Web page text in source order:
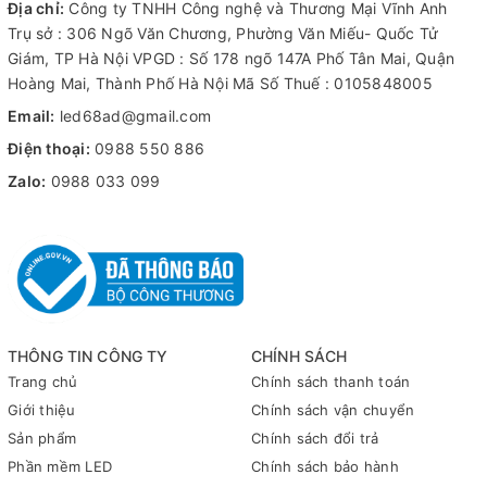
Trung tâm mua sắm và cửa hàng: Hiển thị các chương trình
khuyến mãi và sản phẩm mới tại các trung tâm mua sắm và cửa
hàng bán lẻ.
3.Truyền hình và phát sóng
Phòng điều khiển và studio
khiển truyền hình và studio để quản lý và hiển thị nội dung
video chất lượng cao.
4.Giáo dục và đào tạo
Lớp học và hội trường: Hỗ trợ hiển thị nội dung giảng dạy và
thuyết trình một cách rõ ràng và sinh động.
Trung tâm đào tạo và hội thảo
: Cung cấp công cụ trực quan
cho các khóa đào tạo và hội thảo chuyên nghiệp.
5.Doanh nghiệp và công nghiệp
Phòng họp và hội nghị
: Hỗ trợ các cuộc họp và hội nghị của
doanh nghiệp với màn hình hiển thị lớn và rõ nét.
THÔNG TIN CÔNG TY
Trang chủ
Giới thiệu
Sản phẩm
Phần mềm LED
CHÍNH SÁCH
Chính sách thanh toán
Chính sách vận chuyển
Chính sách đổi trả
Chính sách bảo hành
Địa chỉ: Công ty TNHH Công nghệ và Thương Mại Vĩnh Anh
Trụ sở : 306 Ngõ Văn Chương, Phường Văn Miếu- Quốc Tử
Giám, TP Hà Nội VPGD : Số 178 ngõ 147A Phố Tân Mai, Quận
Hoàng Mai, Thành Phố Hà Nội Mã Số Thuế : 0105848005
Email: led68ad@gmail.com
Điện thoại: 0988 550 886
Zalo: 0988 033 099